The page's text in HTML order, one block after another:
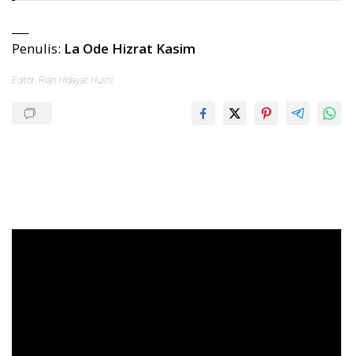
Penulis: La Ode Hizrat Kasim
Editor: Rian Hidayat Husni